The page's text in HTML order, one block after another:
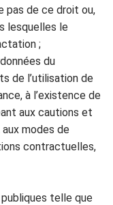
pas de ce droit ou,
lesquelles le
;
du
de l’utilisation de
à l’existence de
aux cautions et
modes de
contractuelles,
publiques telle que